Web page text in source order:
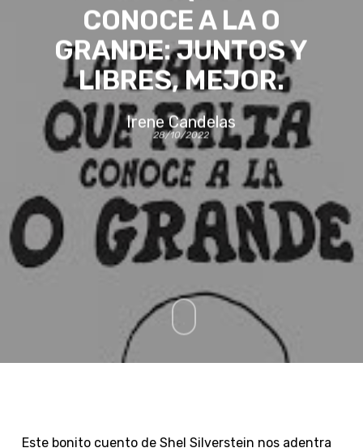
CONOCE A LA O
GRANDE: JUNTOS Y
LIBRES, MEJOR.
Irene Candelas
28/10/2022
Este bonito cuento de Shel Silverstein nos adentra